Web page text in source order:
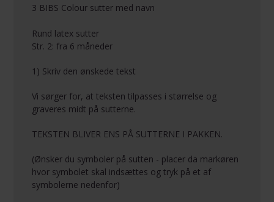
3 BIBS Colour sutter med navn
Rund latex sutter
Str. 2: fra 6 måneder
1) Skriv den ønskede tekst
Vi sørger for, at teksten tilpasses i størrelse og
graveres midt på sutterne.
TEKSTEN BLIVER ENS PÅ SUTTERNE I PAKKEN.
(Ønsker du symboler på sutten - placer da markøren
hvor symbolet skal indsættes og tryk på et af
symbolerne nedenfor)